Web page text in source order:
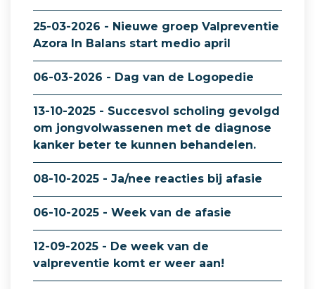
25-03-2026 - Nieuwe groep Valpreventie
Azora In Balans start medio april
06-03-2026 - Dag van de Logopedie
13-10-2025 - Succesvol scholing gevolgd
om jongvolwassenen met de diagnose
kanker beter te kunnen behandelen.
08-10-2025 - Ja/nee reacties bij afasie
06-10-2025 - Week van de afasie
12-09-2025 - De week van de
valpreventie komt er weer aan!